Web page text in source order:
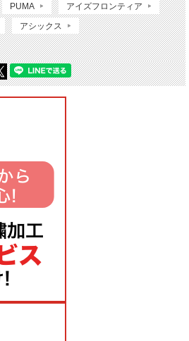
PUMA アイズフロンティア
アシックス